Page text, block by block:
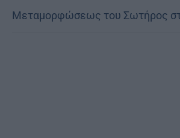
Μεταμορφώσεως του Σωτήρος